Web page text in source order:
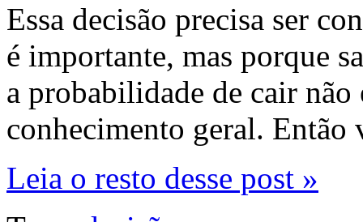
Essa decisão precisa ser
é importante, mas porque
a probabilidade de cair
conhecimento geral. Então
Leia o resto desse post »